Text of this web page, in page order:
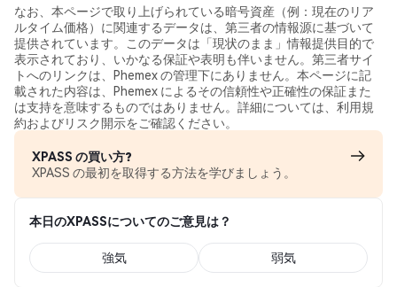
なお、本ページで取り上げられている暗号資産（例：現在のリア
ルタイム価格）に関連するデータは、第三者の情報源に基づいて
提供されています。このデータは「現状のまま」情報提供目的で
表示されており、いかなる保証や表明も伴いません。第三者サイ
トへのリンクは、Phemex の管理下にありません。本ページに記
載された内容は、Phemex によるその信頼性や正確性の保証また
は支持を意味するものではありません。詳細については、利用規
約およびリスク開示をご確認ください。
XPASS の買い方?
XPASS の最初を取得する方法を学びましょう。
本日のXPASSについてのご意見は？
強気 弱気